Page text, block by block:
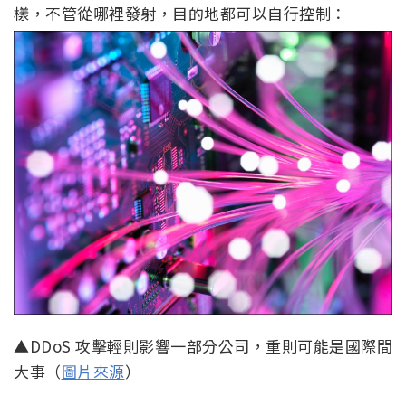
樣，不管從哪裡發射，目的地都可以自行控制：
▲DDoS 攻擊輕則影響一部分公司，重則可能是國際間
大事（圖片來源）